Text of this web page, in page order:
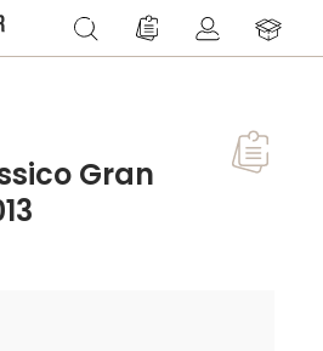
Du hast 0 Produkte
Gran